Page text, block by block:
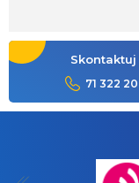
71 322